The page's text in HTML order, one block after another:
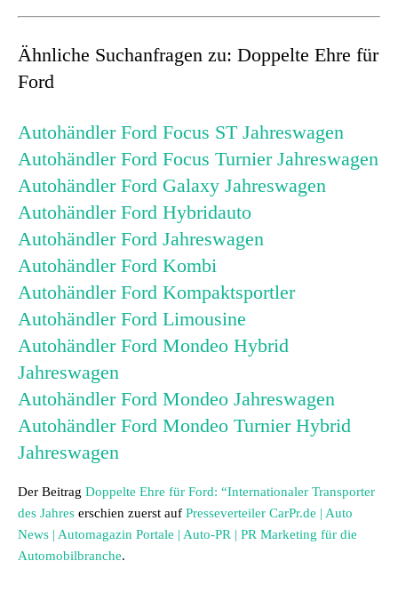
Ähnliche Suchanfragen zu: Doppelte Ehre für
Ford
Autohändler Ford Focus ST Jahreswagen
Autohändler Ford Focus Turnier Jahreswagen
Autohändler Ford Galaxy Jahreswagen
Autohändler Ford Hybridauto
Autohändler Ford Jahreswagen
Autohändler Ford Kombi
Autohändler Ford Kompaktsportler
Autohändler Ford Limousine
Autohändler Ford Mondeo Hybrid
Jahreswagen
Autohändler Ford Mondeo Jahreswagen
Autohändler Ford Mondeo Turnier Hybrid
Jahreswagen
Der Beitrag Doppelte Ehre für Ford: “Internationaler Transporter
des Jahres erschien zuerst auf Presseverteiler CarPr.de | Auto
News | Automagazin Portale | Auto-PR | PR Marketing für die
Automobilbranche.